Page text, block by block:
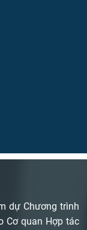
dự Chương trình
Cơ quan Hợp tác